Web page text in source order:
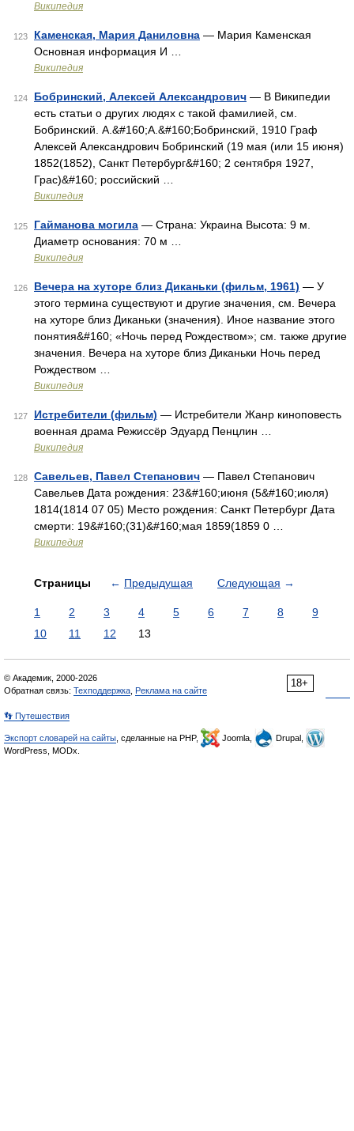
Википедия
123 Каменская, Мария Даниловна — Мария Каменская
Основная информация И …
Википедия
124 Бобринский, Алексей Александрович — В Википедии
есть статьи о других людях с такой фамилией, см.
Бобринский. А.&#160;А.&#160;Бобринский, 1910 Граф
Алексей Александрович Бобринский (19 мая (или 15 июня)
1852(1852), Санкт Петербург&#160; 2 сентября 1927,
Грас)&#160; российский …
Википедия
125 Гайманова могила — Страна: Украина Высота: 9 м.
Диаметр основания: 70 м …
Википедия
126 Вечера на хуторе близ Диканьки (фильм, 1961) — У
этого термина существуют и другие значения, см. Вечера
на хуторе близ Диканьки (значения). Иное название этого
понятия&#160; «Ночь перед Рождеством»; см. также другие
значения. Вечера на хуторе близ Диканьки Ночь перед
Рождеством …
Википедия
127 Истребители (фильм) — Истребители Жанр киноповесть
военная драма Режиссёр Эдуард Пенцлин …
Википедия
128 Савельев, Павел Степанович — Павел Степанович
Савельев Дата рождения: 23&#160;июня (5&#160;июля)
1814(1814 07 05) Место рождения: Санкт Петербург Дата
смерти: 19&#160;(31)&#160;мая 1859(1859 0 …
Википедия
Страницы ← Предыдущая Следующая →
1 2 3 4 5 6 7 8
9
10
11 12 13
18+
© Академик, 2000-2026
Обратная связь: Техподдержка Реклама на сайте
👣 Путешествия
Экспорт словарей на сайты , сделанные на PHP, Joomla,
Drupal,
WordPress, MODx.